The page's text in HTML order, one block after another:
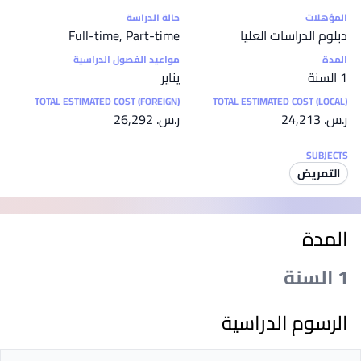
إحصائيات
المؤهلات
دبلوم الدراسات العليا
حالة الدراسة
Full-time, Part-time
المدة
1 السنة
مواعيد الفصول الدراسية
يناير
TOTAL ESTIMATED COST (LOCAL)
ر.س.‏ 24,213
TOTAL ESTIMATED COST (FOREIGN)
ر.س.‏ 26,292
SUBJECTS
التمريض
المدة
1 السنة
الرسوم الدراسية